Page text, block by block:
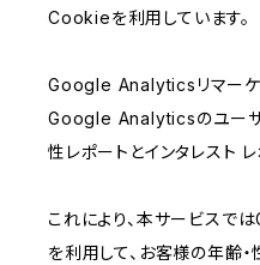
Cookieを利用しています。
Google Analyticsリマーケ
Google Analyticsのユー
性レポートとインタレスト
これにより、本サービス
を利用して、お客様の年齢